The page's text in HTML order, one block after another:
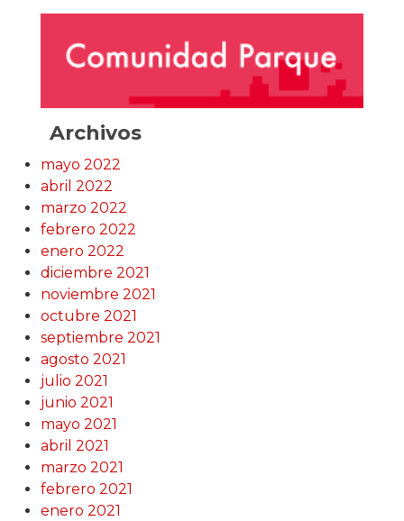
Archivos
mayo 2022
abril 2022
marzo 2022
febrero 2022
enero 2022
diciembre 2021
noviembre 2021
octubre 2021
septiembre 2021
agosto 2021
julio 2021
junio 2021
mayo 2021
abril 2021
marzo 2021
febrero 2021
enero 2021